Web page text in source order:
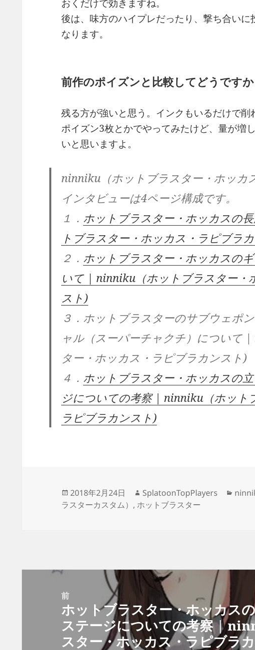
おくだけで効きますね。
後は、味方のハイプレだったり、撃ち合い
なります。
前作のポイズンと比較してどうですか
残る方が強いと思う。インクもいるだけで削
ポイズン3枚とかでやってみたけど、量が増
いと思いますよ。
ninniku（ホットブラスター・ホッカ
インタビューは4ページ構成です。
１． ホットブラスター・ホッカスの
トブラスター・ホッカス・ラピブラ
２． ホットブラスター・ホッカスの
いて | ninniku（ホットブラスター・
スト)
３．ホットブラスターのサブウェポ
ャル（スーパーチャクチ）について
ター・ホッカス・ラピブラカンスト)
４． ホットブラスター・ホッカスの
ジについての考察 | ninniku（ホット
ラピブラカンスト)
投
稿
2018年2月24日
作
成
SplatoonTopPlayers
カ
ラスターカスタム） , ホットブラスター
前
前
の
投
ホットブラスター・ホッカスの
ステージについての考察 |
スター・ホッカス・ラピブラ